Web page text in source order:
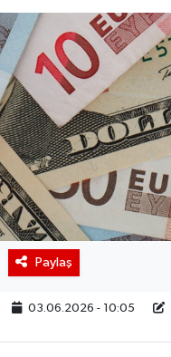
Paylaş
03.06.2026 - 10:05
Coin Isı Haritası
Ekonomik
Kiripto Para
Gizlilik
Hakkımızda
İletişim